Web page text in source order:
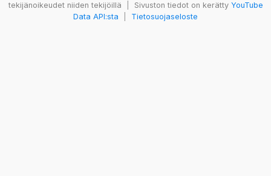
tekijänoikeudet niiden tekijöillä
Sivuston tiedot on kerätty YouTube
Data API:sta
Tietosuojaseloste